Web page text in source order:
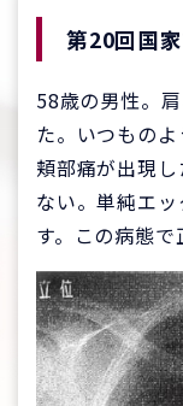
第20回国
58歳の男性。
た。いつもの
頬部痛が出現
ない。単純エ
す。この病態で